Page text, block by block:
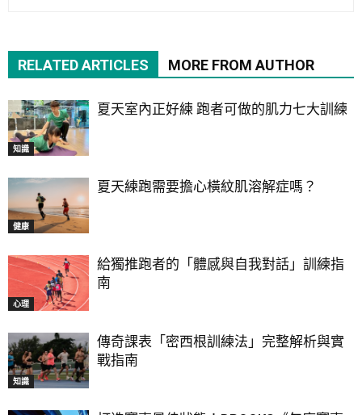
RELATED ARTICLES MORE FROM AUTHOR
知識
夏天室內正好練 跑者可做的肌力七大訓練
健康
夏天練跑需要擔心橫紋肌溶解症嗎？
心理
給獨推跑者的「體感與自我對話」訓練指
南
知識
傳奇課表「密西根訓練法」完整解析與實
戰指南